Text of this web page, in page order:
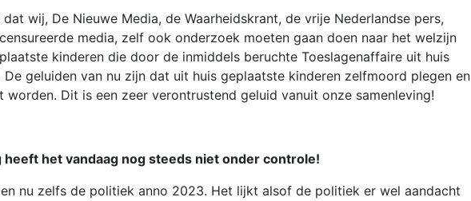
dat wij, De Nieuwe Media, de Waarheidskrant, de vrije Nederlandse pers,
media, zelf ook onderzoek moeten gaan doen naar het welzijn
kinderen die door de inmiddels beruchte Toeslagenaffaire uit huis
geluiden van nu zijn dat uit huis geplaatste kinderen zelfmoord plegen en
worden. Dit is een zeer verontrustend geluid vanuit onze samenleving!
heeft het vandaag nog steeds niet onder controle!
nu zelfs de politiek anno 2023. Het lijkt alsof de politiek er wel aandacht